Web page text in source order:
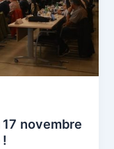
novembre
!